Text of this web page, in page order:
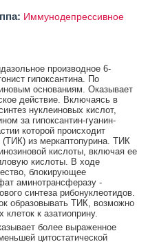
Иммунодепрессивное
производное 6-
гипоксантина. По
основаниям. Оказывает
действие. Включаясь в
нуклеиновых кислот,
за гипоксантин-гуанин-
которой происходит
(ТИК) из меркаптопурина. ТИК
кислоты, включая ее
кислоты. В ходе
блокирующее
аминотрансферазу -
синтеза рибонуклеотидов.
образовывать ТИК, возможно
клеток к азатиоприну.
более выраженное
цитостатической